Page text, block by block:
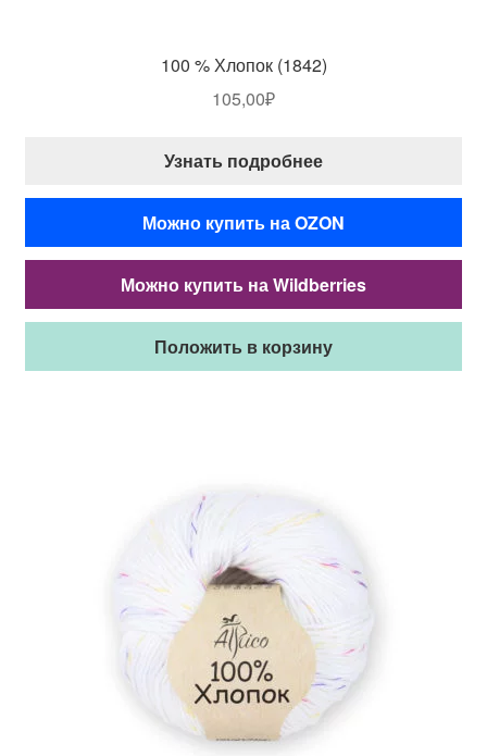
100 % Хлопок (1842)
105,00₽
Узнать подробнее
Можно купить на OZON
Можно купить на Wildberries
Положить в корзину